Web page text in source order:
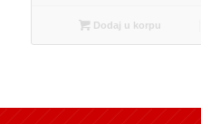
Dodaj u korpu